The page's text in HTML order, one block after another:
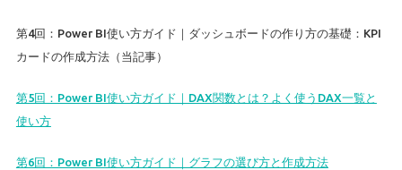
第4回：Power BI使い方ガイド｜ダッシュボードの作り方の基礎：KPI
カードの作成方法（当記事）
第5回：Power BI使い方ガイド｜DAX関数とは？よく使うDAX一覧と
使い方
第6回：Power BI使い方ガイド｜グラフの選び方と作成方法